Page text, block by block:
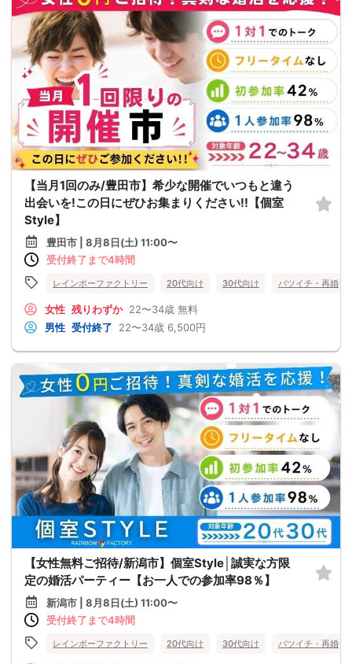
【当月1回のみ/豊田市】希少な開催でいつもと違う
出会いを!この日にぜひお集まりください!!【個室
Style】
豊田市 | 8月8日(土) 11:00〜
受付終了まで4時間
レインボーファクトリー 20代向け 30代向け バツイチ・再婚
女性 残りわずか 22〜34歳 無料
男性 受付終了 22〜34歳 6,500円
【女性無料ご招待/新潟市】個室Style│誠実な方限
定の婚活パーティー【お一人での参加率98％】
新潟市 | 8月8日(土) 11:00〜
受付終了まで4時間
レインボーファクトリー 20代向け 30代向け バツイチ・再婚